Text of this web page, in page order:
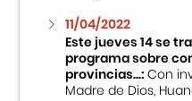
11/04/2022
Este jueves 14 se
programa sobre
provincias...:Con
Madre de Dios,